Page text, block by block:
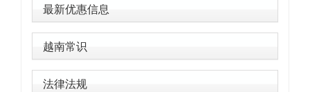
最新优惠信息
越南常识
法律法规